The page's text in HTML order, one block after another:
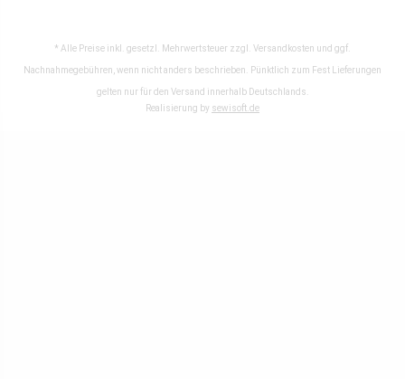
* Alle Preise inkl. gesetzl. Mehrwertsteuer zzgl. Versandkosten und ggf.
Nachnahmegebühren, wenn nicht anders beschrieben. Pünktlich zum Fest Lieferungen
gelten nur für den Versand innerhalb Deutschlands.
Realisierung by sewisoft.de